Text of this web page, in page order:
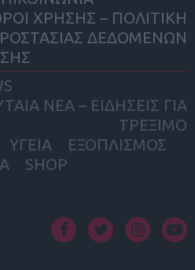
ΧΡΗΣΗΣ – ΠΟΛΙΤΙΚΗ
ΔΕΔΟΜΕΝΩΝ
ΝΕΑ – ΕΙΔΗΣΕΙΣ ΓΙΑ
ΤΡΕΞΙΜΟ
ΥΓΕΙΑ
ΕΞΟΠΛΙΣΜΟΣ
SHOP